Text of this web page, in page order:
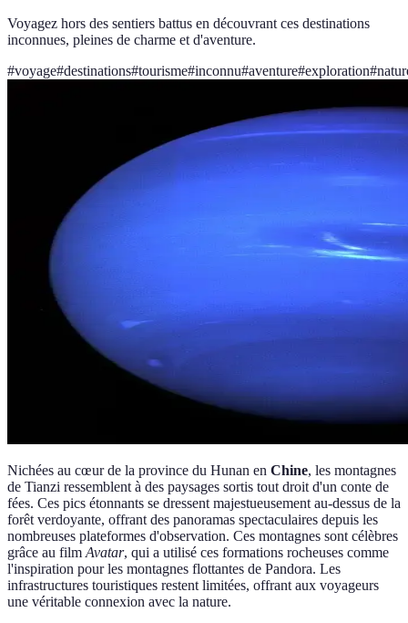
Voyagez hors des sentiers battus en découvrant ces destinations
inconnues, pleines de charme et d'aventure.
#voyage#destinations#tourisme#inconnu#aventure#exploration#
Nichées au cœur de la province du Hunan en Chine, les montagnes
de Tianzi ressemblent à des paysages sortis tout droit d'un conte de
fées. Ces pics étonnants se dressent majestueusement au-dessus de la
forêt verdoyante, offrant des panoramas spectaculaires depuis les
nombreuses plateformes d'observation. Ces montagnes sont célèbres
grâce au film Avatar, qui a utilisé ces formations rocheuses comme
l'inspiration pour les montagnes flottantes de Pandora. Les
infrastructures touristiques restent limitées, offrant aux voyageurs
une véritable connexion avec la nature.